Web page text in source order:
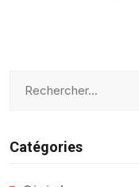
Catégories